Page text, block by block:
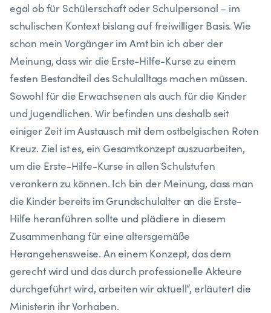
egal ob für Schülerschaft oder Schulpersonal – im
schulischen Kontext bislang auf freiwilliger Basis. Wie
schon mein Vorgänger im Amt bin ich aber der
Meinung, dass wir die Erste-Hilfe-Kurse zu einem
festen Bestandteil des Schulalltags machen müssen.
Sowohl für die Erwachsenen als auch für die Kinder
und Jugendlichen. Wir befinden uns deshalb seit
einiger Zeit im Austausch mit dem ostbelgischen Roten
Kreuz. Ziel ist es, ein Gesamtkonzept auszuarbeiten,
um die Erste-Hilfe-Kurse in allen Schulstufen
verankern zu können. Ich bin der Meinung, dass man
die Kinder bereits im Grundschulalter an die Erste-
Hilfe heranführen sollte und plädiere in diesem
Zusammenhang für eine altersgemäße
Herangehensweise. An einem Konzept, das dem
gerecht wird und das durch professionelle Akteure
durchgeführt wird, arbeiten wir aktuell“, erläutert die
Ministerin ihr Vorhaben.